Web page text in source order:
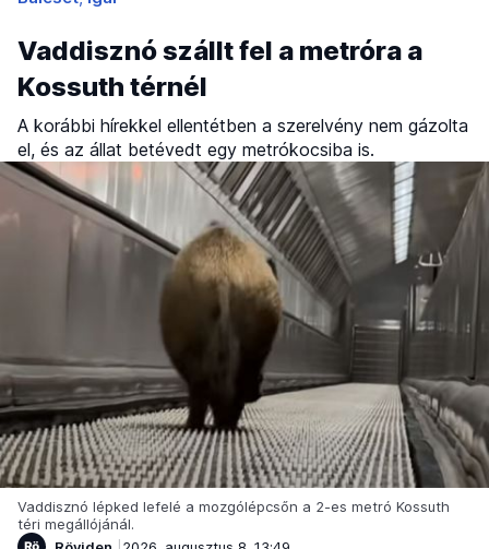
Vaddisznó szállt fel a metróra a
Kossuth térnél
A korábbi hírekkel ellentétben a szerelvény nem gázolta
el, és az állat betévedt egy metrókocsiba is.
Vaddisznó lépked lefelé a mozgólépcsőn a 2-es metró Kossuth
téri megállójánál.